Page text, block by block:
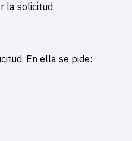
la solicitud.
En ella se pide: